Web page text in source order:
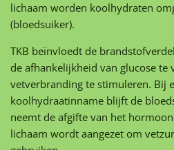
lichaam worden koolhydraten
(bloedsuiker).
TKB beïnvloedt de
de afhankelijkheid van glucose te
vetverbranding te stimuleren. Bij
koolhydraatinname blijft de
neemt de afgifte van het
lichaam wordt aangezet om